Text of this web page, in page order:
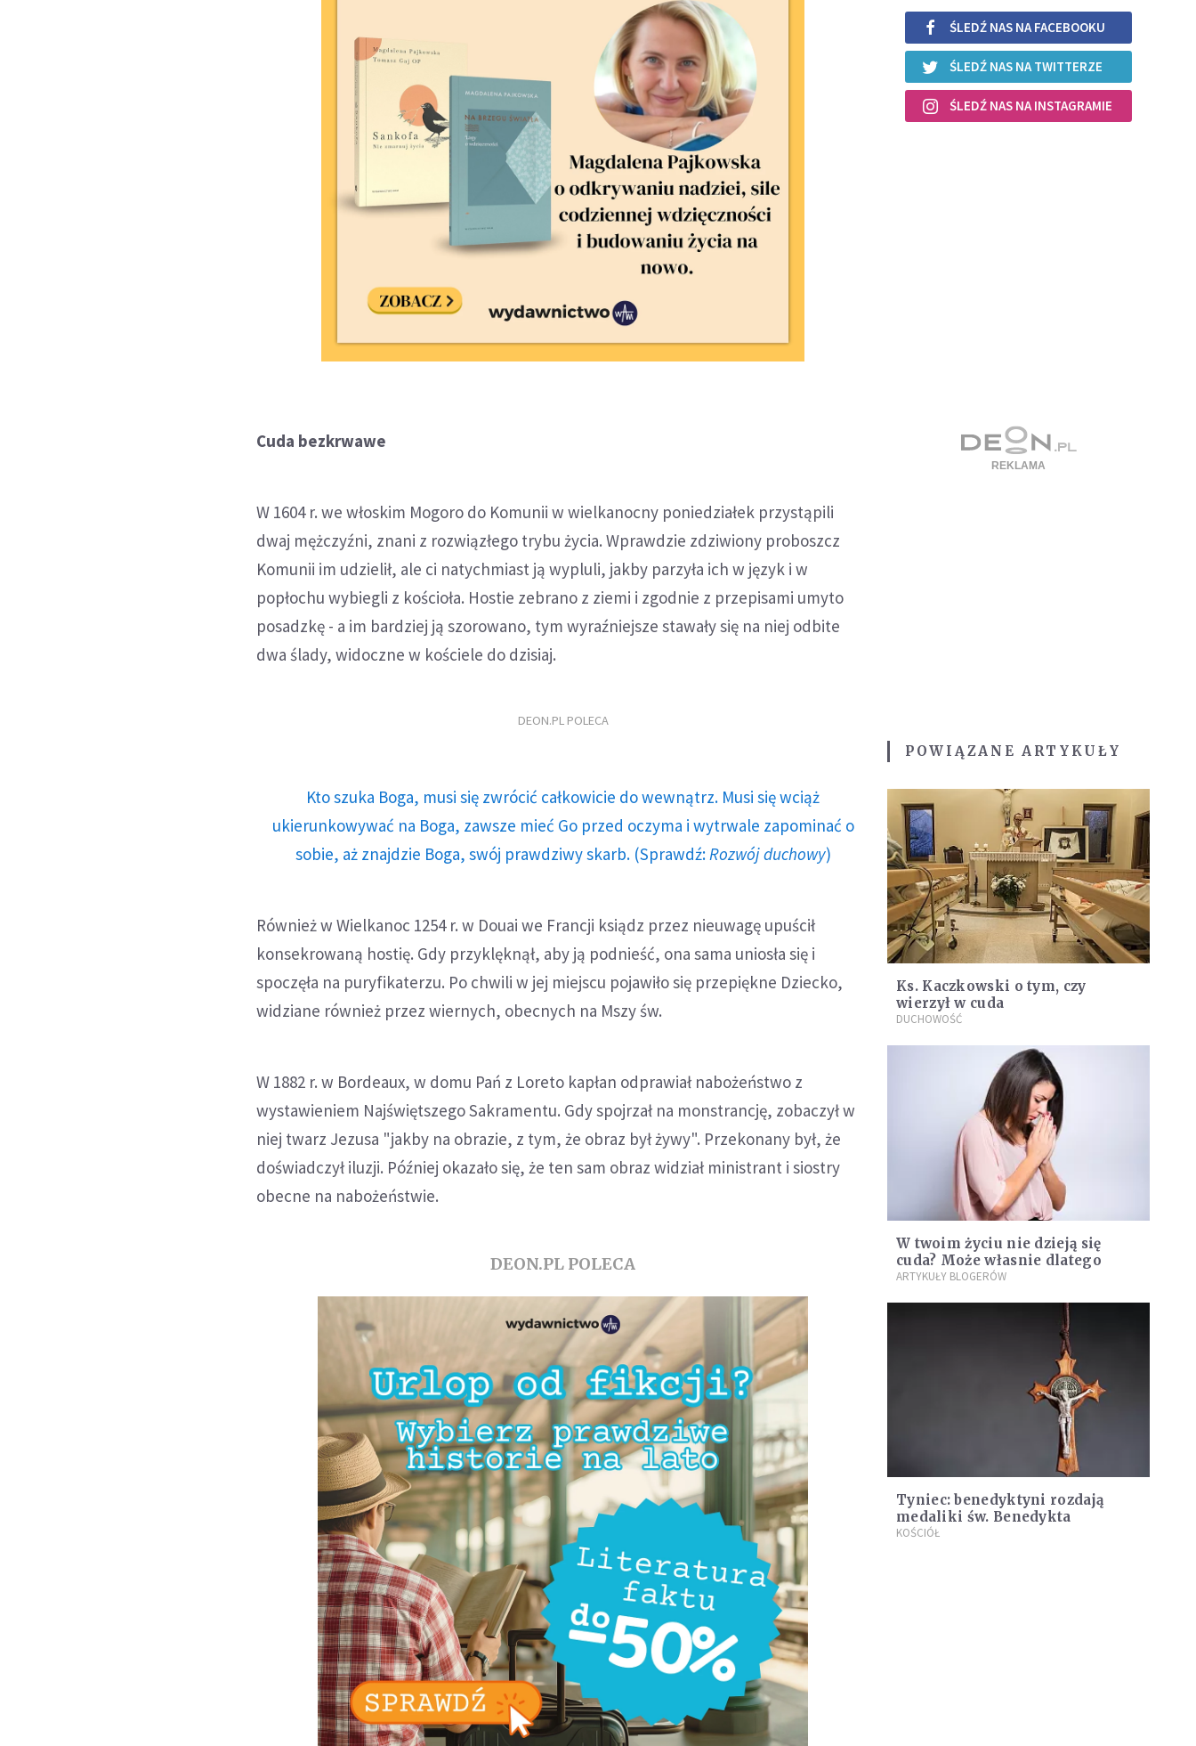
Cuda bezkrwawe
W 1604 r. we włoskim Mogoro do Komunii w wielkanocny poniedziałek przystąpili
dwaj mężczyźni, znani z rozwiązłego trybu życia. Wprawdzie zdziwiony proboszcz
Komunii im udzielił, ale ci natychmiast ją wypluli, jakby parzyła ich w język i w
popłochu wybiegli z kościoła. Hostie zebrano z ziemi i zgodnie z przepisami umyto
posadzkę - a im bardziej ją szorowano, tym wyraźniejsze stawały się na niej odbite
dwa ślady, widoczne w kościele do dzisiaj.
DEON.PL POLECA
Kto szuka Boga, musi się zwrócić całkowicie do wewnątrz. Musi się wciąż
ukierunkowywać na Boga, zawsze mieć Go przed oczyma i wytrwale zapominać o
sobie, aż znajdzie Boga, swój prawdziwy skarb. (Sprawdź: Rozwój duchowy)
Również w Wielkanoc 1254 r. w Douai we Francji ksiądz przez nieuwagę upuścił
konsekrowaną hostię. Gdy przyklęknął, aby ją podnieść, ona sama uniosła się i
spoczęła na puryfikaterzu. Po chwili w jej miejscu pojawiło się przepiękne Dziecko,
widziane również przez wiernych, obecnych na Mszy św.
W 1882 r. w Bordeaux, w domu Pań z Loreto kapłan odprawiał nabożeństwo z
wystawieniem Najświętszego Sakramentu. Gdy spojrzał na monstrancję, zobaczył w
niej twarz Jezusa "jakby na obrazie, z tym, że obraz był żywy". Przekonany był, że
doświadczył iluzji. Później okazało się, że ten sam obraz widział ministrant i siostry
obecne na nabożeństwie.
DEON.PL POLECA
ŚLEDŹ NAS NA FACEBOOKU
ŚLEDŹ NAS NA TWITTERZE
ŚLEDŹ NAS NA INSTAGRAMIE
POWIĄZANE ARTYKUŁY
Ks. Kaczkowski o tym, czy
wierzył w cuda
DUCHOWOŚĆ
W twoim życiu nie dzieją się
cuda? Może własnie dlatego
ARTYKUŁY BLOGERÓW
Tyniec: benedyktyni rozdają
medaliki św. Benedykta
KOŚCIÓŁ